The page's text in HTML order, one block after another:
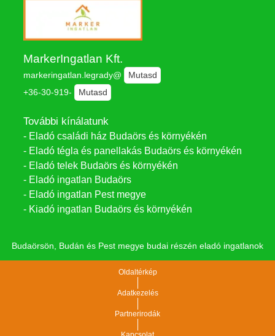
MarkerIngatlan Kft.
markeringatlan.legrady@
Mutasd
+36-30-919-
Mutasd
További kínálatunk
- Eladó családi ház Budaörs és környékén
- Eladó tégla és panellakás Budaörs és környékén
- Eladó telek Budaörs és környékén
- Eladó ingatlan Budaörs
- Eladó ingatlan Pest megye
- Kiadó ingatlan Budaörs és környékén
Budaörsön, Budán és Pest megye budai részén eladó ingatlanok
Oldaltérkép
Adatkezelés
Partnerirodák